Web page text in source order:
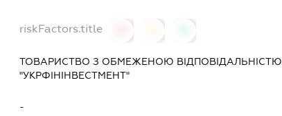
riskFactors.title
ТОВАРИСТВО З ОБМЕЖЕНОЮ ВІДПОВІДАЛЬНІСТЮ
"УКРФІНІНВЕСТМЕНТ"
-